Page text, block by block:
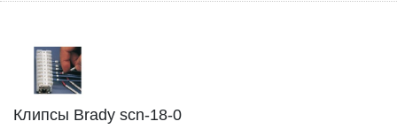
Клипсы Brady scn-18-0